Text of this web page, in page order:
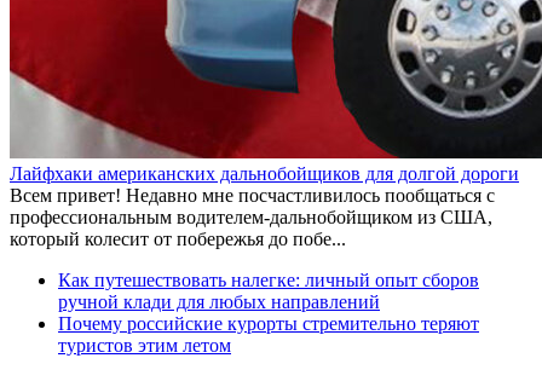
Лайфхаки американских дальнобойщиков для долгой дороги
Всем привет! Недавно мне посчастливилось пообщаться с
профессиональным водителем-дальнобойщиком из США,
который колесит от побережья до побе...
Как путешествовать налегке: личный опыт сборов
ручной клади для любых направлений
Почему российские курорты стремительно теряют
туристов этим летом